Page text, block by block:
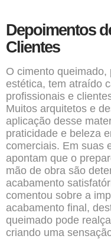
Depoimentos
Clientes
O cimento
estética, tem atraído
profissionais e
Muitos arquitetos e
aplicação desse
praticidade e beleza
comerciais. Em suas
apontam que o
mão de obra são
acabamento
comentou sobre a
acabamento final,
queimado pode
criando uma